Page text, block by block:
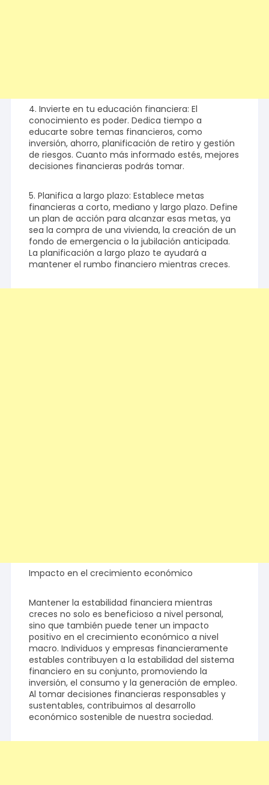
4. Invierte en tu educación financiera: El
conocimiento es poder. Dedica tiempo a
educarte sobre temas financieros, como
inversión, ahorro, planificación de retiro y gestión
de riesgos. Cuanto más informado estés, mejores
decisiones financieras podrás tomar.
5. Planifica a largo plazo: Establece metas
financieras a corto, mediano y largo plazo. Define
un plan de acción para alcanzar esas metas, ya
sea la compra de una vivienda, la creación de un
fondo de emergencia o la jubilación anticipada.
La planificación a largo plazo te ayudará a
mantener el rumbo financiero mientras creces.
Impacto en el crecimiento económico
Mantener la estabilidad financiera mientras
creces no solo es beneficioso a nivel personal,
sino que también puede tener un impacto
positivo en el crecimiento económico a nivel
macro. Individuos y empresas financieramente
estables contribuyen a la estabilidad del sistema
financiero en su conjunto, promoviendo la
inversión, el consumo y la generación de empleo.
Al tomar decisiones financieras responsables y
sustentables, contribuimos al desarrollo
económico sostenible de nuestra sociedad.